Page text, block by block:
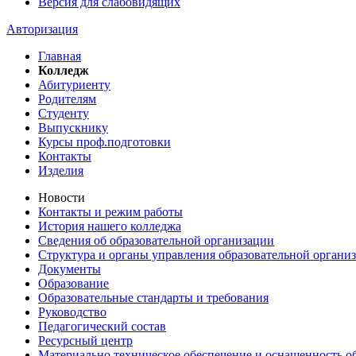
Авторизация
Главная
Колледж
Абитуриенту
Родителям
Студенту
Выпускнику
Курсы проф.подготовки
Контакты
Изделия
Новости
Контакты и режим работы
История нашего колледжа
Сведения об образовательной организации
Структура и органы управления образовательной
Документы
Образование
Образовательные стандарты и требования
Руководство
Педагогический состав
Ресурсный центр